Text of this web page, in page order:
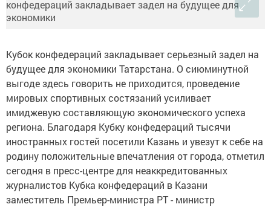
Кубок конфедераций закладывает серьезный задел на
будущее для экономики Татарстана. О сиюминутной
выгоде здесь говорить не приходится, проведение
мировых спортивных состязаний усиливает
имиджевую составляющую экономического успеха
региона. Благодаря Кубку конфедераций тысячи
иностранных гостей посетили Казань и увезут к себе на
родину положительные впечатления от города, отметил
сегодня в пресс-центре для неаккредитованных
журналистов Кубка конфедераций в Казани
заместитель Премьер-министра РТ - министр